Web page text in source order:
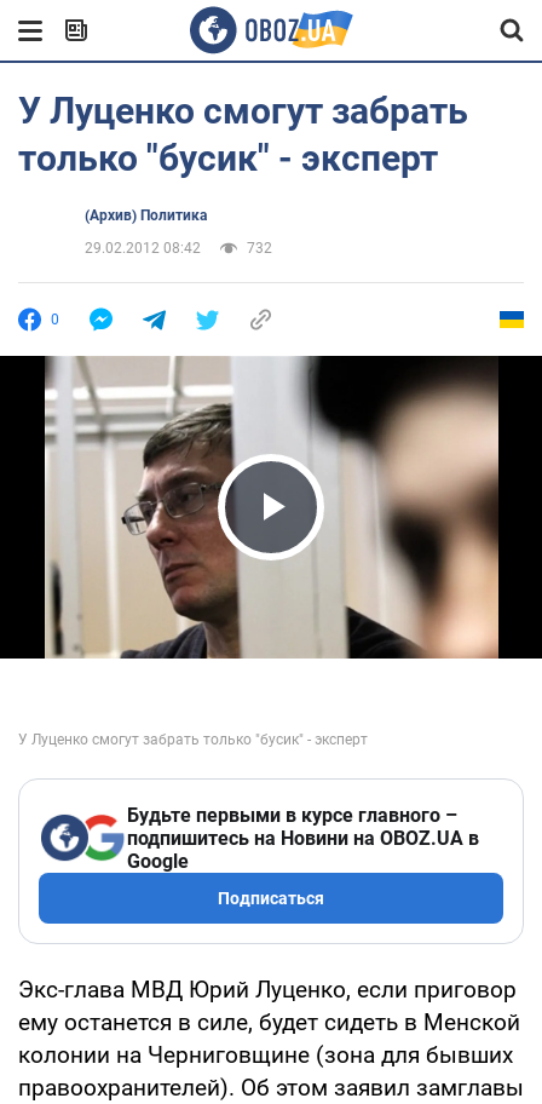
У Луценко смогут забрать
только "бусик" - эксперт
(Архив) Политика
29.02.2012 08:42
732
0
Play Video
Будьте первыми в курсе главного –
подпишитесь на Новини на OBOZ.UA в
Google
Подписаться
Экс-глава МВД Юрий Луценко, если приговор
ему останется в силе, будет сидеть в Менской
колонии на Черниговщине (зона для бывших
правоохранителей). Об этом заявил замглавы